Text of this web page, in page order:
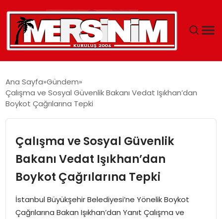
YAŞAM
SAĞLIK
EĞITIM
SPOR
Ana Sayfa Gündem
Çalışma ve Sosyal Güvenlik Bakanı Vedat Işıkhan’dan
Boykot Çağrılarına Tepki
Çalışma ve Sosyal Güvenlik
Bakanı Vedat Işıkhan’dan
Boykot Çağrılarına Tepki
İstanbul Büyükşehir Belediyesi’ne Yönelik Boykot
Çağrılarına Bakan Işıkhan’dan Yanıt Çalışma ve